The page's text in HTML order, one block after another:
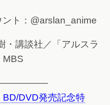
ト：@arslan_anime
・講談社／「アルスラ
MBS
——————
BD/DVD発売記念特